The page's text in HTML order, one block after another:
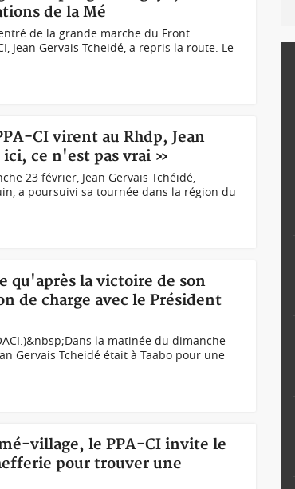
de la Mé
de la grande marche du Front
Jean Gervais Tcheidé, a repris la route. Le
CI virent au Rhdp, Jean
ici, ce n'est pas vrai »
23 février, Jean Gervais Tchéidé,
a poursuivi sa tournée dans la région du
qu'après la victoire de son
de charge avec le Président
la matinée du dimanche
Gervais Tcheidé était à Taabo pour une
village, le PPA-CI invite le
pour trouver une